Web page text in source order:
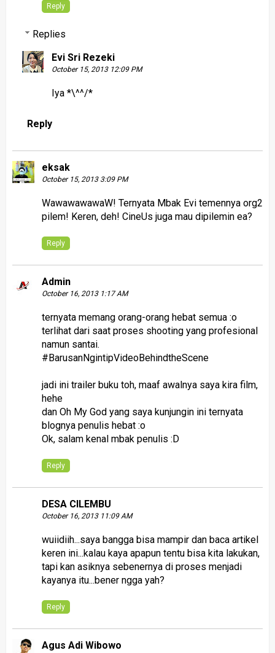
Reply
Replies
Evi Sri Rezeki
October 15, 2013 12:09 PM
Iya *\^^/*
Reply
eksak
October 15, 2013 3:09 PM
WawawawawaW! Ternyata Mbak Evi temennya org2
pilem! Keren, deh! CineUs juga mau dipilemin ea?
Reply
Admin
October 16, 2013 1:17 AM
ternyata memang orang-orang hebat semua :o
terlihat dari saat proses shooting yang profesional
namun santai.
#BarusanNgintipVideoBehindtheScene
jadi ini trailer buku toh, maaf awalnya saya kira film,
hehe
dan Oh My God yang saya kunjungin ini ternyata
blognya penulis hebat :o
Ok, salam kenal mbak penulis :D
Reply
DESA CILEMBU
October 16, 2013 11:09 AM
wuiidiih...saya bangga bisa mampir dan baca artikel
keren ini...kalau kaya apapun tentu bisa kita lakukan,
tapi kan asiknya sebenernya di proses menjadi
kayanya itu...bener ngga yah?
Reply
Agus Adi Wibowo